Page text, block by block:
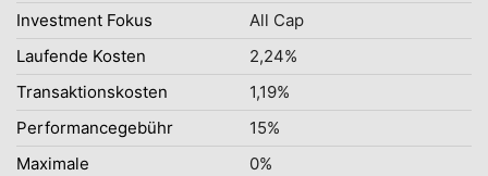
Investment Fokus
All Cap
Laufende Kosten
2,24%
Transaktionskosten
1,19%
Performancegebühr
15%
Maximale
0%